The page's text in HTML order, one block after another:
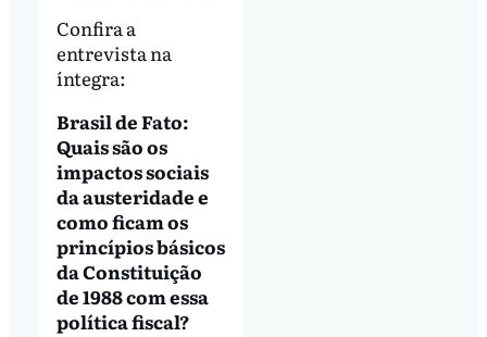
Confira a
entrevista na
íntegra:
Brasil de Fato:
Quais são os
impactos sociais
da austeridade e
como ficam os
princípios básicos
da Constituição
de 1988 com essa
política fiscal?